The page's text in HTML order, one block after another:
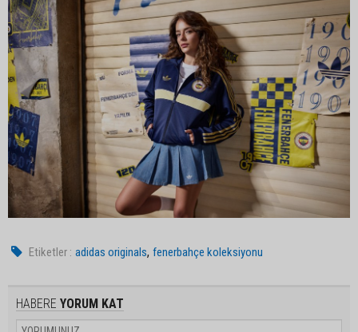
Etiketler : adidas originals,fenerbahçe koleksiyonu
HABERE YORUM KAT